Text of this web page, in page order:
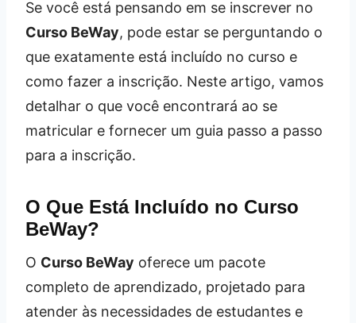
Se você está pensando em se inscrever no
Curso BeWay, pode estar se perguntando o
que exatamente está incluído no curso e
como fazer a inscrição. Neste artigo, vamos
detalhar o que você encontrará ao se
matricular e fornecer um guia passo a passo
para a inscrição.
O Que Está Incluído no Curso
BeWay?
O Curso BeWay oferece um pacote
completo de aprendizado, projetado para
atender às necessidades de estudantes e